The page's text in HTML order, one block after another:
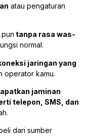
atau pengaturan
tanpa rasa was-
normal.
jaringan yang
operator kamu.
jaminan
telepon, SMS, dan
dari sumber